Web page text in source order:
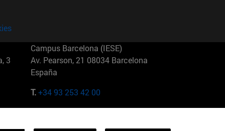
3
Campus Barcelona (IESE)
Av. Pearson, 21 08034 Barcelona
España
T.+34 93 253 42 00